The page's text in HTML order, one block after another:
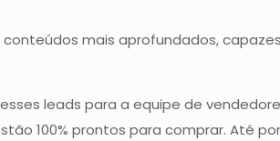
mais aprofundados,
leads para a equipe de
100% prontos para comprar. Até